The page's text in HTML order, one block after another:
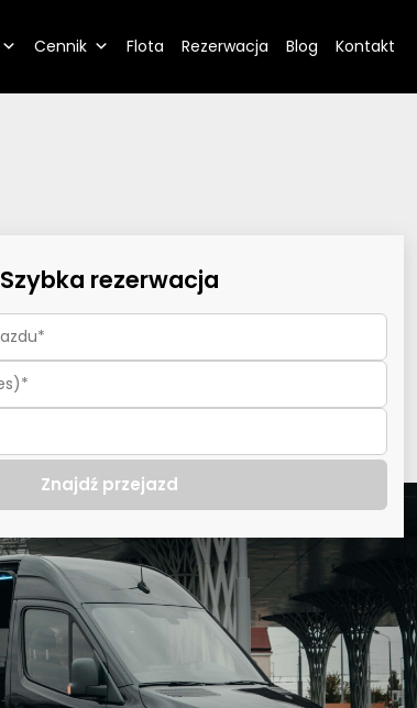
Cennik Flota Rezerwacja Blog Kontakt
Szybka rezerwacja
Znajdź przejazd